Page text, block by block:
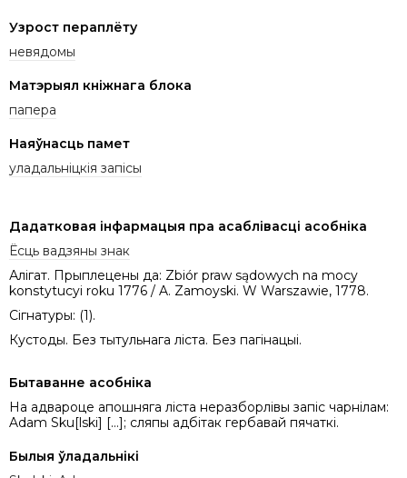
Узрост пераплёту
невядомы
Матэрыял кніжнага блока
папера
Наяўнасць памет
уладальніцкія запісы
Дадатковая інфармацыя пра асаблівасці асобніка
Ёсць вадзяны знак
Алігат. Прыплецены да: Zbiór praw sądowych na mocy
konstytucyi roku 1776 / A. Zamoyski. W Warszawie, 1778.
Сігнатуры: (1).
Кустоды. Без тытульнага ліста. Без пагінацыі.
Бытаванне асобніка
На адвароце апошняга ліста неразборлівы запіс чарнілам:
Adam Sku[lski] […]; сляпы адбітак гербавай пячаткі.
Былыя ўладальнікі